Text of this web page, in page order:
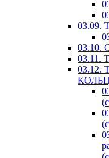
03.09.
03.10.
03.11.